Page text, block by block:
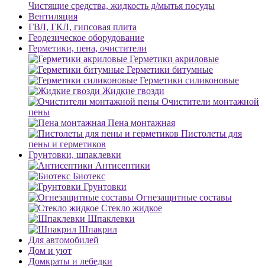
Чистящие средства, жидкость д/мытья посуды
Вентиляция
ГВЛ, ГКЛ, гипсовая плита
Геодезическое оборудование
Герметики, пена, очистители
Герметики акриловые
Герметики битумные
Герметики силиконовые
Жидкие гвозди
Очистители монтажной
пены
Пена монтажная
Пистолеты для
пены и герметиков
Грунтовки, шпаклевки
Антисептики
Биотекс
Грунтовки
Огнезащитные составы
Стекло жидкое
Шпаклевки
Шпакрил
Для автомобилей
Дом и уют
Домкраты и лебедки